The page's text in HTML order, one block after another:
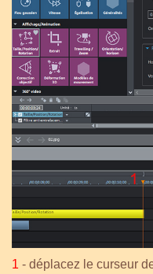
1 - déplacez le curseur